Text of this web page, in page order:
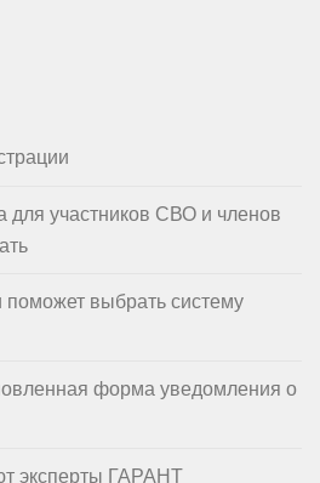
для участников СВО и членов
выбрать систему
форма уведомления о
эксперты ГАРАНТ